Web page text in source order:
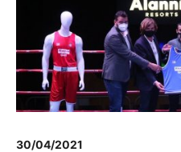
30/04/2021